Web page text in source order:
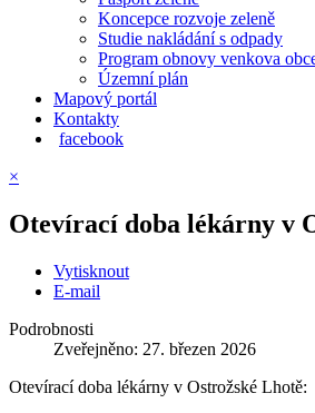
Koncepce rozvoje zeleně
Studie nakládání s odpady
Program obnovy venkova
Územní plán
Mapový portál
Kontakty
facebook
×
Otevírací doba lékárny v
Vytisknout
E-mail
Podrobnosti
Zveřejněno: 27. březen 2026
Otevírací doba lékárny v Ostrožské Lhotě: